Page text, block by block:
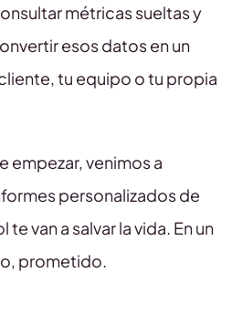
métricas sueltas y
esos datos en un
tu equipo o tu propia
empezar, venimos a
personalizados de
van a salvar la vida. En un
prometido.